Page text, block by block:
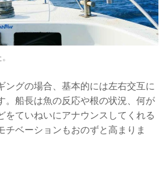
ングの場合、基本的には左右交互に
。船長は魚の反応や根の状況、何が
をていねいにアナウンスしてくれる
チベーションもおのずと高まりま